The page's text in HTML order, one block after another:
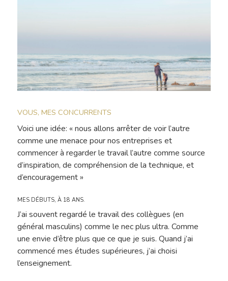
VOUS, MES CONCURRENTS
Voici une idée: « nous allons arrêter de voir l’autre
comme une menace pour nos entreprises et
commencer à regarder le travail l’autre comme source
d’inspiration, de compréhension de la technique, et
d’encouragement »
MES DÉBUTS, À 18 ANS.
J’ai souvent regardé le travail des collègues (en
général masculins) comme le nec plus ultra. Comme
une envie d’être plus que ce que je suis. Quand j’ai
commencé mes études supérieures, j’ai choisi
l’enseignement.